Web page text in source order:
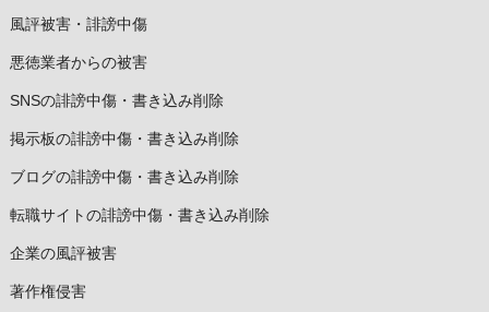
風評被害・誹謗中傷
悪徳業者からの被害
SNSの誹謗中傷・書き込み削除
掲示板の誹謗中傷・書き込み削除
ブログの誹謗中傷・書き込み削除
転職サイトの誹謗中傷・書き込み削除
企業の風評被害
著作権侵害